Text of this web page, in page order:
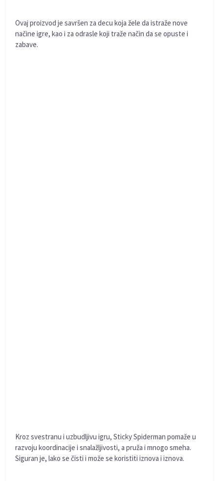
Ovaj proizvod je savršen za decu koja žele da istraže nove
načine igre, kao i za odrasle koji traže način da se opuste i
zabave.
Kroz svestranu i uzbudljivu igru, Sticky Spiderman pomaže u
razvoju koordinacije i snalažljivosti, a pruža i mnogo smeha.
Siguran je, lako se čisti i može se koristiti iznova i iznova.